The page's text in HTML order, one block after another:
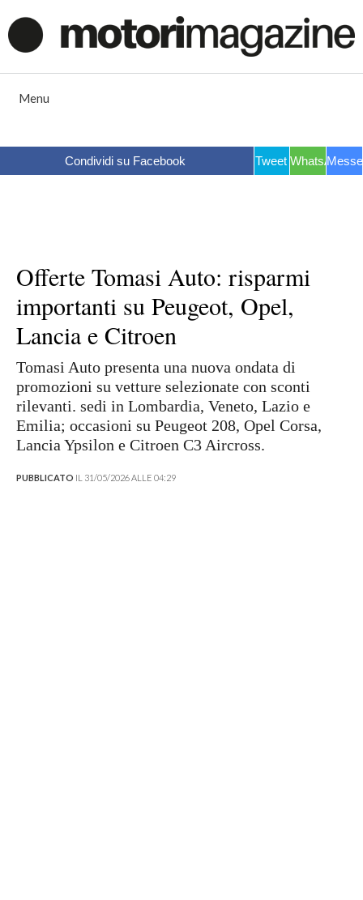
al
contenuto
Menu
Condividi su Facebook Tweet WhatsApp
Offerte Tomasi Auto: risparmi
importanti su Peugeot, Opel,
Lancia e Citroen
Tomasi Auto presenta una nuova ondata di
promozioni su vetture selezionate con sconti
rilevanti. sedi in Lombardia, Veneto, Lazio e
Emilia; occasioni su Peugeot 208, Opel Corsa,
Lancia Ypsilon e Citroen C3 Aircross.
PUBBLICATO IL 31/05/2026 ALLE 04:29